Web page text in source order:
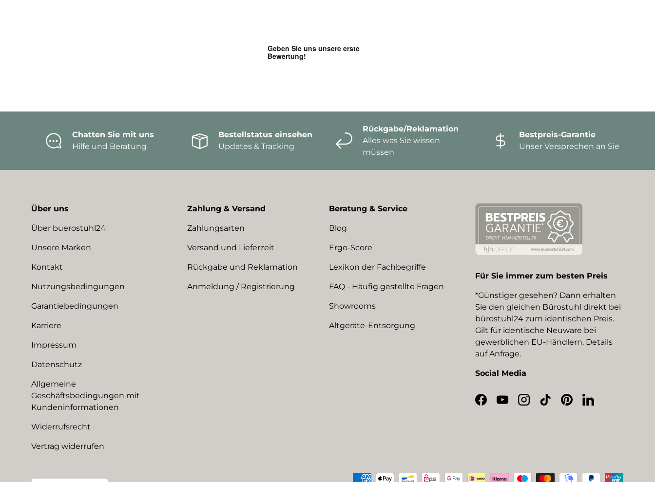
Chatten Sie mit uns
Hilfe und Beratung
Bestellstatus einsehen
Updates & Tracking
Rückgabe/Reklamation
Alles was Sie wissen
müssen
Bestpreis-Garantie
Unser Versprechen an Sie
Über uns
Über buerostuhl24
Unsere Marken
Kontakt
Nutzungsbedingungen
Garantiebedingungen
Karriere
Impressum
Datenschutz
Allgemeine
Geschäftsbedingungen mit
Kundeninformationen
Widerrufsrecht
Vertrag widerrufen
Zahlung & Versand
Zahlungsarten
Versand und Lieferzeit
Rückgabe und Reklamation
Anmeldung / Registrierung
Beratung & Service
Blog
Ergo-Score
Lexikon der Fachbegriffe
FAQ - Häufig gestellte Fragen
Showrooms
Altgeräte-Entsorgung
Für Sie immer zum besten Preis
*Günstiger gesehen? Dann erhalten
Sie den gleichen Bürostuhl direkt bei
bürostuhl24 zum identischen Preis.
Gilt für identische Neuware bei
gewerblichen EU-Händlern. Details
auf Anfrage.
Social Media
Facebook
YouTubeInstagram
TikTokPinterestLinkedIn
Zahlungsmethoden